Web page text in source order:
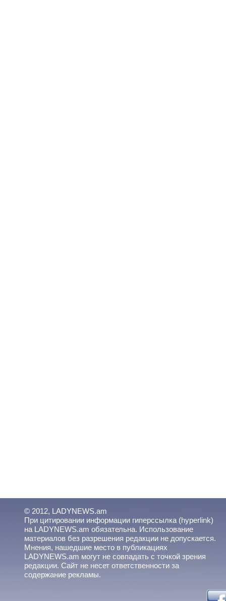
© 2012, LADYNEWS.am
При цитировании информации гиперссылка (hyperlink)
на LADYNEWS.am обязательна. Использование
материалов без разрешения редакции не допускается.
Мнения, нашедшие место в публикациях
LADYNEWS.am могут не совпадать с точкой зрения
редакции. Сайт не несет ответственности за
содержание рекламы.